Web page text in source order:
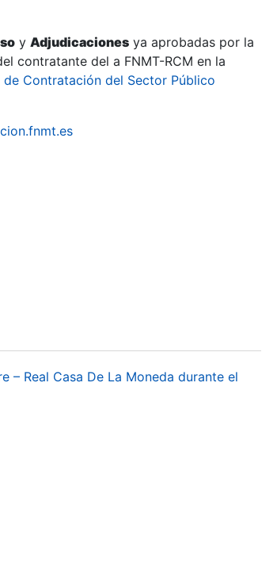
y Adjudicaciones ya aprobadas por la
contratante del a FNMT-RCM en la
de Contratación del Sector Público
– Real Casa De La Moneda durante el